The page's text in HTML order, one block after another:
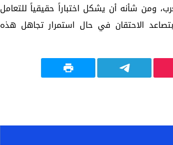
ومن شأنه أن يشكل اختباراً حقيقياً للتعامل
الاحتقان في حال استمرار تجاهل هذه